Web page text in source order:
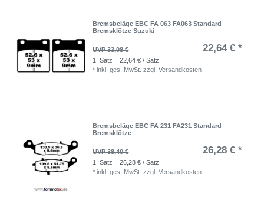
Bremsbeläge EBC FA 063 FA063 Standard
Bremsklötze Suzuki
UVP 33,08 € 22,64 € *
1 Satz
| 22,64 € / Satz
*inkl. ges. MwSt. zzgl.Versandkosten
Bremsbeläge EBC FA 231 FA231 Standard
Bremsklötze
UVP 38,40 € 26,28 € *
1 Satz
| 26,28 € / Satz
*inkl. ges. MwSt. zzgl.Versandkosten